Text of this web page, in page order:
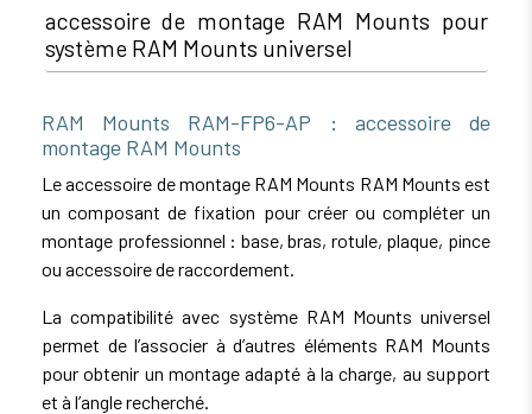
accessoire de montage RAM Mounts pour
système RAM Mounts universel
RAM Mounts RAM-FP6-AP : accessoire de
montage RAM Mounts
Le accessoire de montage RAM Mounts RAM Mounts est
un composant de fixation pour créer ou compléter un
montage professionnel : base, bras, rotule, plaque, pince
ou accessoire de raccordement.
La compatibilité avec système RAM Mounts universel
permet de l’associer à d’autres éléments RAM Mounts
pour obtenir un montage adapté à la charge, au support
et à l’angle recherché.